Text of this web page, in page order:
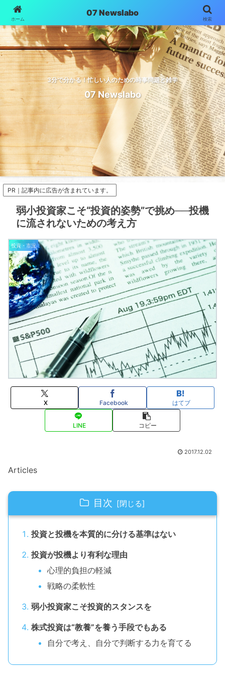
3分で分かる！忙しい人のための時事問題と雑学
07 Newslabo
PR｜記事内に広告が含まれています。
弱小投資家こそ“投資的姿勢”で挑め──投機
に流されないための考え方
投資・市況
X Facebook はてブ
LINE コピー
2017.12.02
Articles
目次
投資と投機を本質的に分ける基準はない
投資が投機より有利な理由
心理的負担の軽減
戦略の柔軟性
弱小投資家こそ投資的スタンスを
株式投資は“教養”を養う手段でもある
自分で考え、自分で判断する力を育てる
ホーム
07 Newslabo
検索